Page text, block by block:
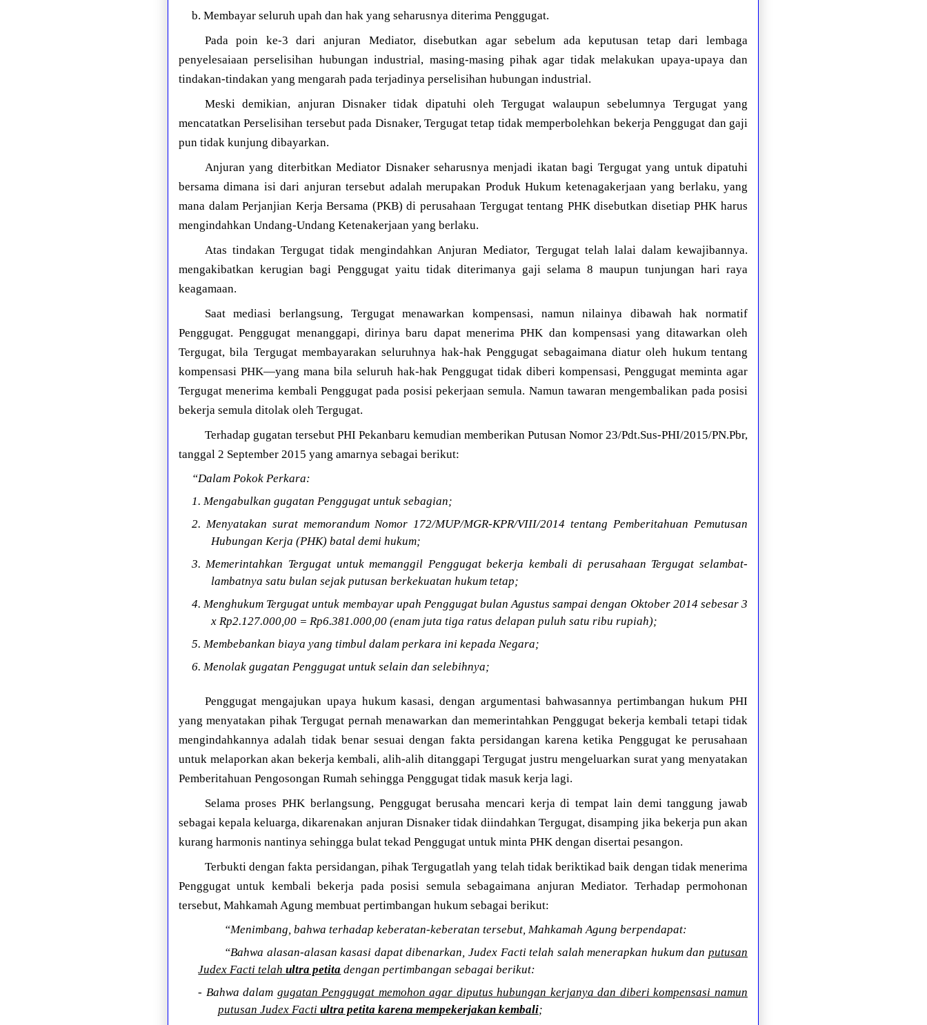
b. Membayar seluruh upah dan hak yang seharusnya diterima Penggugat.
Pada poin ke-3 dari anjuran Mediator, disebutkan agar sebelum ada keputusan tetap dari lembaga
penyelesaiaan perselisihan hubungan industrial, masing-masing pihak agar tidak melakukan upaya-upaya dan
tindakan-tindakan yang mengarah pada terjadinya perselisihan hubungan industrial.
Meski demikian, anjuran Disnaker tidak dipatuhi oleh Tergugat walaupun sebelumnya Tergugat yang
mencatatkan Perselisihan tersebut pada Disnaker, Tergugat tetap tidak memperbolehkan bekerja Penggugat dan gaji
pun tidak kunjung dibayarkan.
Anjuran yang diterbitkan Mediator Disnaker seharusnya menjadi ikatan bagi Tergugat yang untuk dipatuhi
bersama dimana isi dari anjuran tersebut adalah merupakan Produk Hukum ketenagakerjaan yang berlaku, yang
mana dalam Perjanjian Kerja Bersama (PKB) di perusahaan Tergugat tentang PHK disebutkan disetiap PHK harus
mengindahkan Undang-Undang Ketenakerjaan yang berlaku.
Atas tindakan Tergugat tidak mengindahkan Anjuran Mediator, Tergugat telah lalai dalam kewajibannya.
mengakibatkan kerugian bagi Penggugat yaitu tidak diterimanya gaji selama 8 maupun tunjungan hari raya
keagamaan.
Saat mediasi berlangsung, Tergugat menawarkan kompensasi, namun nilainya dibawah hak normatif
Penggugat. Penggugat menanggapi, dirinya baru dapat menerima PHK dan kompensasi yang ditawarkan oleh
Tergugat, bila Tergugat membayarakan seluruhnya hak-hak Penggugat sebagaimana diatur oleh hukum tentang
kompensasi PHK—yang mana bila seluruh hak-hak Penggugat tidak diberi kompensasi, Penggugat meminta agar
Tergugat menerima kembali Penggugat pada posisi pekerjaan semula. Namun tawaran mengembalikan pada posisi
bekerja semula ditolak oleh Tergugat.
Terhadap gugatan tersebut PHI Pekanbaru kemudian memberikan Putusan Nomor 23/Pdt.Sus-PHI/2015/PN.Pbr,
tanggal 2 September 2015 yang amarnya sebagai berikut:
“Dalam Pokok Perkara:
1. Mengabulkan gugatan Penggugat untuk sebagian;
2. Menyatakan surat memorandum Nomor 172/MUP/MGR-KPR/VIII/2014 tentang Pemberitahuan Pemutusan
Hubungan Kerja (PHK) batal demi hukum;
3. Memerintahkan Tergugat untuk memanggil Penggugat bekerja kembali di perusahaan Tergugat selambat-
lambatnya satu bulan sejak putusan berkekuatan hukum tetap;
4. Menghukum Tergugat untuk membayar upah Penggugat bulan Agustus sampai dengan Oktober 2014 sebesar 3
x Rp2.127.000,00 = Rp6.381.000,00 (enam juta tiga ratus delapan puluh satu ribu rupiah);
5. Membebankan biaya yang timbul dalam perkara ini kepada Negara;
6. Menolak gugatan Penggugat untuk selain dan selebihnya;
Penggugat mengajukan upaya hukum kasasi, dengan argumentasi bahwasannya pertimbangan hukum PHI
yang menyatakan pihak Tergugat pernah menawarkan dan memerintahkan Penggugat bekerja kembali tetapi tidak
mengindahkannya adalah tidak benar sesuai dengan fakta persidangan karena ketika Penggugat ke perusahaan
untuk melaporkan akan bekerja kembali, alih-alih ditanggapi Tergugat justru mengeluarkan surat yang menyatakan
Pemberitahuan Pengosongan Rumah sehingga Penggugat tidak masuk kerja lagi.
Selama proses PHK berlangsung, Penggugat berusaha mencari kerja di tempat lain demi tanggung jawab
sebagai kepala keluarga, dikarenakan anjuran Disnaker tidak diindahkan Tergugat, disamping jika bekerja pun akan
kurang harmonis nantinya sehingga bulat tekad Penggugat untuk minta PHK dengan disertai pesangon.
Terbukti dengan fakta persidangan, pihak Tergugatlah yang telah tidak beriktikad baik dengan tidak menerima
Penggugat untuk kembali bekerja pada posisi semula sebagaimana anjuran Mediator. Terhadap permohonan
tersebut, Mahkamah Agung membuat pertimbangan hukum sebagai berikut:
“Menimbang, bahwa terhadap keberatan-keberatan tersebut, Mahkamah Agung berpendapat:
“Bahwa alasan-alasan kasasi dapat dibenarkan, Judex Facti telah salah menerapkan hukum dan putusan
Judex Facti telahultra petita dengan pertimbangan sebagai berikut:
- Bahwa dalam gugatan Penggugat memohon agar diputus hubungan kerjanya dan diberi kompensasi namun
putusan Judex Facti ultra petita karena mempekerjakan kembali;